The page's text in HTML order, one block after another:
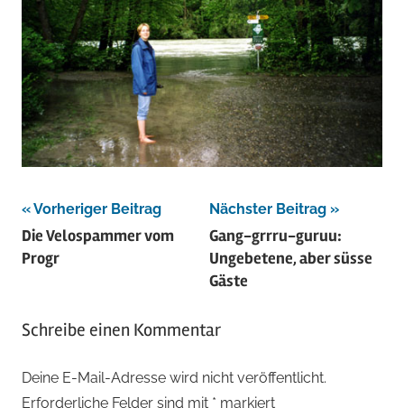
Beitragsnavigation
Vorheriger Beitrag
Die Velospammer vom
Progr
Nächster Beitrag
Gang-grrru-guruu:
Ungebetene, aber süsse
Gäste
Schreibe einen Kommentar
Deine E-Mail-Adresse wird nicht veröffentlicht.
Erforderliche Felder sind mit * markiert